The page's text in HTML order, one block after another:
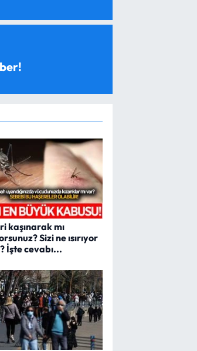
kaşınarak mı
Sizi ne ısırıyor
İşte cevabı...